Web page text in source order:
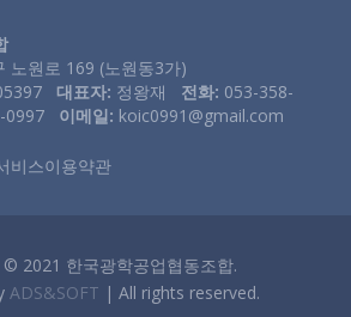
노원로 169 (노원동3가)
대표자: 정왕재 전화: 053-358-
0997 이메일: koic0991@gmail.com
비스이용약관
2021 한국광학공업협동조합.
ADS&SOFT | All rights reserved.